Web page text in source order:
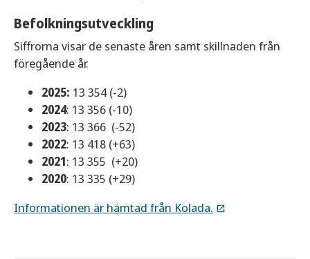
Befolkningsutveckling
Siffrorna visar de senaste åren samt skillnaden från
föregående år.
2025: 13 354 (-2)
2024: 13 356 (-10)
2023: 13 366 (-52)
2022: 13 418 (+63)
2021: 13 355 (+20)
2020: 13 335 (+29)
Informationen är hämtad från Kolada.